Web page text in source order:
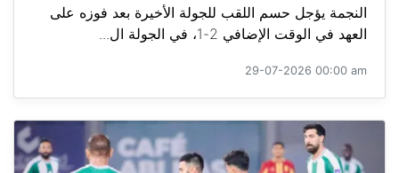
النجمة يؤجل حسم اللقب للجولة الأخيرة بعد فوزه على
العهد في الوقت الإضافي 2-1، في الجولة ال...
29-07-2026 00:00 am